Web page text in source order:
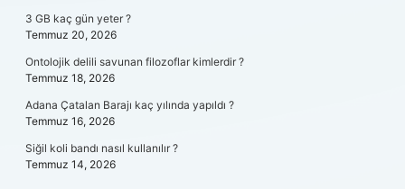
3 GB kaç gün yeter ?
Temmuz 20, 2026
Ontolojik delili savunan filozoflar kimlerdir ?
Temmuz 18, 2026
Adana Çatalan Barajı kaç yılında yapıldı ?
Temmuz 16, 2026
Siğil koli bandı nasıl kullanılır ?
Temmuz 14, 2026